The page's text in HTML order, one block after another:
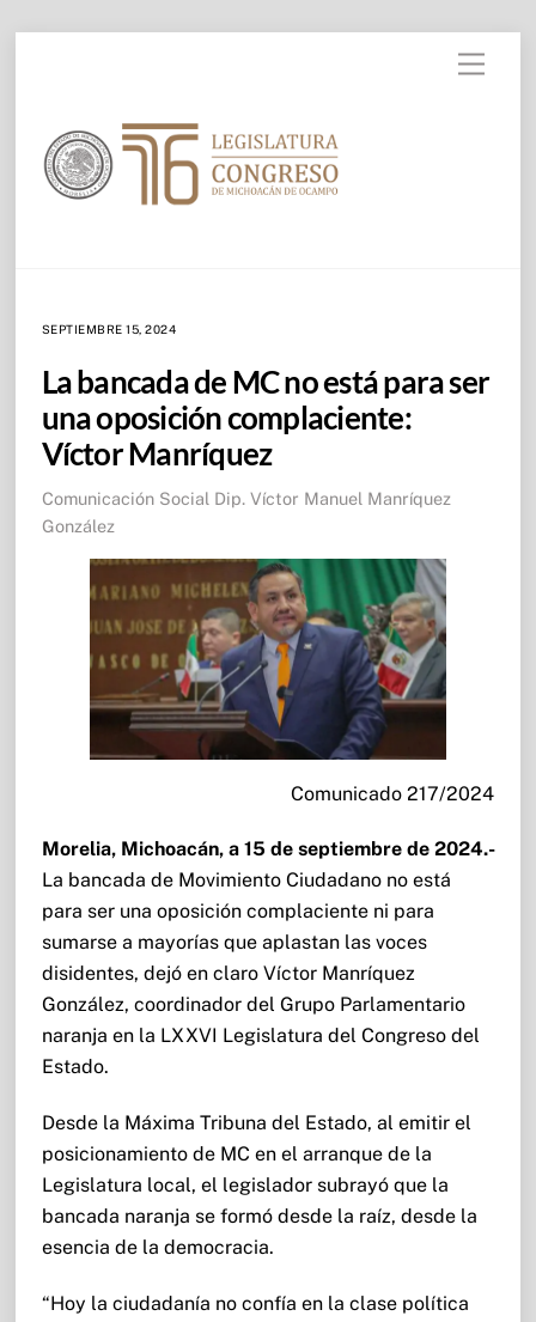
Menu
SEPTIEMBRE 15, 2024
La bancada de MC no está para ser
una oposición complaciente:
Víctor Manríquez
Comunicación Social Dip. Víctor Manuel Manríquez
González
Comunicado 217/2024
Morelia, Michoacán, a 15 de septiembre de 2024.-
La bancada de Movimiento Ciudadano no está
para ser una oposición complaciente ni para
sumarse a mayorías que aplastan las voces
disidentes, dejó en claro Víctor Manríquez
González, coordinador del Grupo Parlamentario
naranja en la LXXVI Legislatura del Congreso del
Estado.
Desde la Máxima Tribuna del Estado, al emitir el
posicionamiento de MC en el arranque de la
Legislatura local, el legislador subrayó que la
bancada naranja se formó desde la raíz, desde la
esencia de la democracia.
“Hoy la ciudadanía no confía en la clase política